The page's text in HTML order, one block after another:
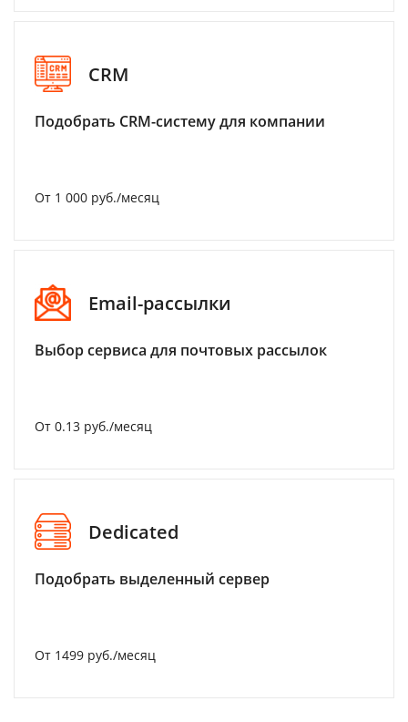
CRM
Подобрать CRM-систему для компании
От 1 000 руб./месяц
Email-рассылки
Выбор сервиса для почтовых рассылок
От 0.13 руб./месяц
Dedicated
Подобрать выделенный сервер
От 1499 руб./месяц